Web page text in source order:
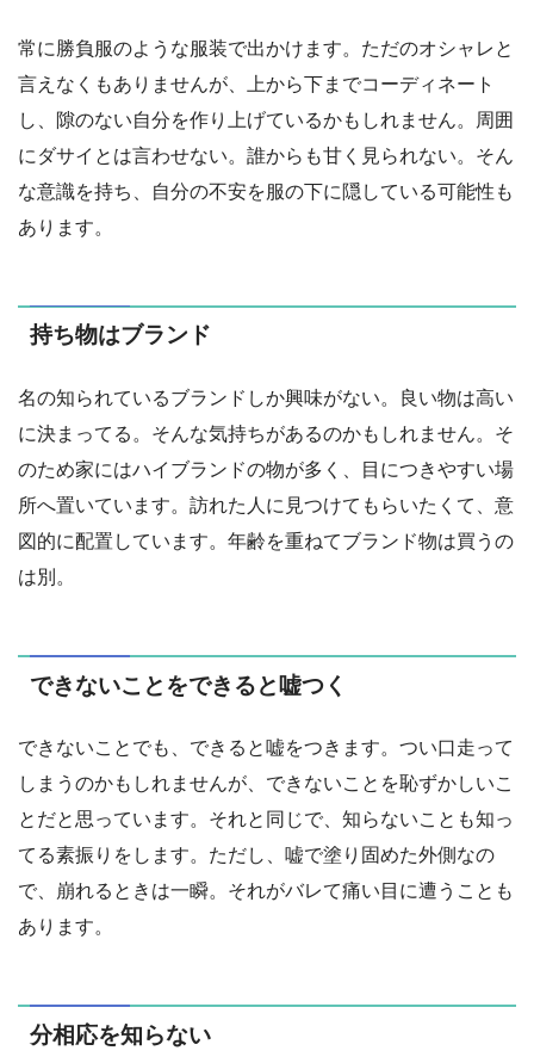
常に勝負服のような服装で出かけます。ただのオシャレと
言えなくもありませんが、上から下までコーディネート
し、隙のない自分を作り上げているかもしれません。周囲
にダサイとは言わせない。誰からも甘く見られない。そん
な意識を持ち、自分の不安を服の下に隠している可能性も
あります。
持ち物はブランド
名の知られているブランドしか興味がない。良い物は高い
に決まってる。そんな気持ちがあるのかもしれません。そ
のため家にはハイブランドの物が多く、目につきやすい場
所へ置いています。訪れた人に見つけてもらいたくて、意
図的に配置しています。年齢を重ねてブランド物は買うの
は別。
できないことをできると嘘つく
できないことでも、できると嘘をつきます。つい口走って
しまうのかもしれませんが、できないことを恥ずかしいこ
とだと思っています。それと同じで、知らないことも知っ
てる素振りをします。ただし、嘘で塗り固めた外側なの
で、崩れるときは一瞬。それがバレて痛い目に遭うことも
あります。
分相応を知らない